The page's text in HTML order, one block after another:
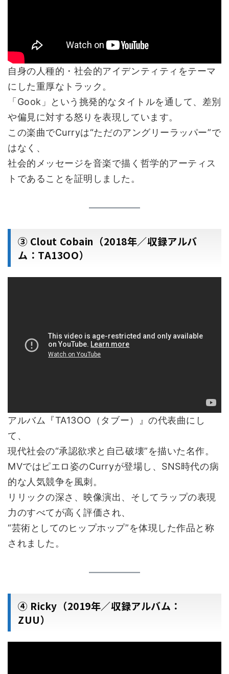
自身の人種的・社会的アイデンティティをテーマ
にした重厚なトラック。
「Gook」という挑発的なタイトルを通して、差別
や偏見に対する怒りを表現しています。
この楽曲でCurryは“ただのアングリーラッパー”で
はなく、
社会的メッセージを音楽で描く哲学的アーティス
トであることを証明しました。
③ Clout Cobain（2018年／収録アルバ
ム：TA13OO）
アルバム『TA13OO（タブー）』の代表曲にし
て、
現代社会の“承認欲求と自己破壊”を描いた名作。
MVではピエロ姿のCurryが登場し、SNS時代の病
的な人気競争を風刺。
リリックの深さ、映像演出、そしてラップの表現
力のすべてが高く評価され、
“芸術としてのヒップホップ”を体現した作品と称
されました。
④ Ricky（2019年／収録アルバム：
ZUU）